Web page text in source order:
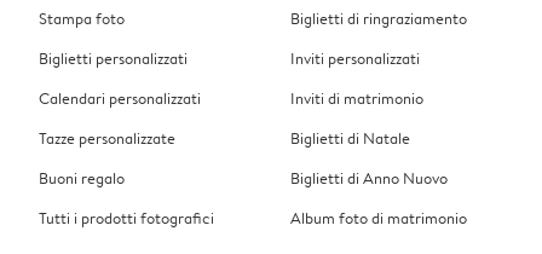
Stampa foto
Biglietti personalizzati
Calendari personalizzati
Tazze personalizzate
Buoni regalo
Tutti i prodotti fotografici
Biglietti di ringraziamento
Inviti personalizzati
Inviti di matrimonio
Biglietti di Natale
Biglietti di Anno Nuovo
Album foto di matrimonio